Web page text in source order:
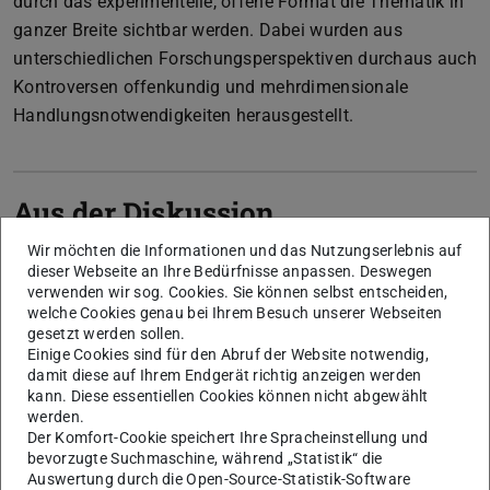
ganzer Breite sichtbar werden. Dabei wurden aus
unterschiedlichen Forschungsperspektiven durchaus auch
Kontroversen offenkundig und mehrdimensionale
Handlungsnotwendigkeiten herausgestellt.
Aus der Diskussion
Diskutiert wurde u.a. über technische
Realisierungsformen der Energiewende, über
nichttechnische Einflussfaktoren, über gesellschaftliche
Akzeptanz in Verbindung mit der Rolle politischer
Entscheidungsprozesse sowie über die Notwendigkeit und
die Gründe für eine Energiewende.
Einer Stichwortsammlung aller Teilnehmer zum Thema,
die in die Bereiche Wissen, Probleme, Lösungen und
Wir möchten die Informationen und das Nutzungserlebnis auf
dieser Webseite an Ihre Bedürfnisse anpassen. Deswegen
verwenden wir sog. Cookies. Sie können selbst entscheiden,
welche Cookies genau bei Ihrem Besuch unserer Webseiten
gesetzt werden sollen.
Einige Cookies sind für den Abruf der Website notwendig,
damit diese auf Ihrem Endgerät richtig anzeigen werden
kann. Diese essentiellen Cookies können nicht abgewählt
werden.
Der Komfort-Cookie speichert Ihre Spracheinstellung und
bevorzugte Suchmaschine, während „Statistik“ die
Auswertung durch die Open-Source-Statistik-Software